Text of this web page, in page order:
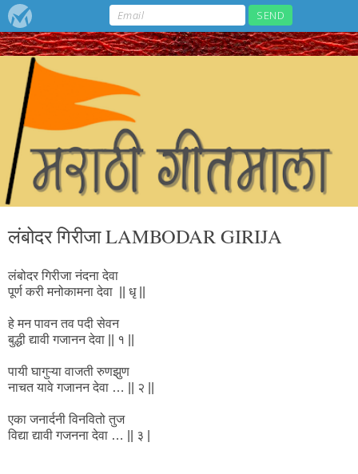
लंबोदर गिरीजा LAMBODAR GIRIJA
लंबोदर गिरीजा नंदना देवा
पूर्ण करी मनोकामना देवा || धृ ||
हे मन पावन तव पदी सेवन
बुद्धी द्यावी गजानन देवा || १ ||
पायी घागुऱ्या वाजती रुणझुण
नाचत यावे गजानन देवा … || २ ||
एका जनार्दनी विनवितो तुज
विद्या द्यावी गजनना देवा … || ३ |